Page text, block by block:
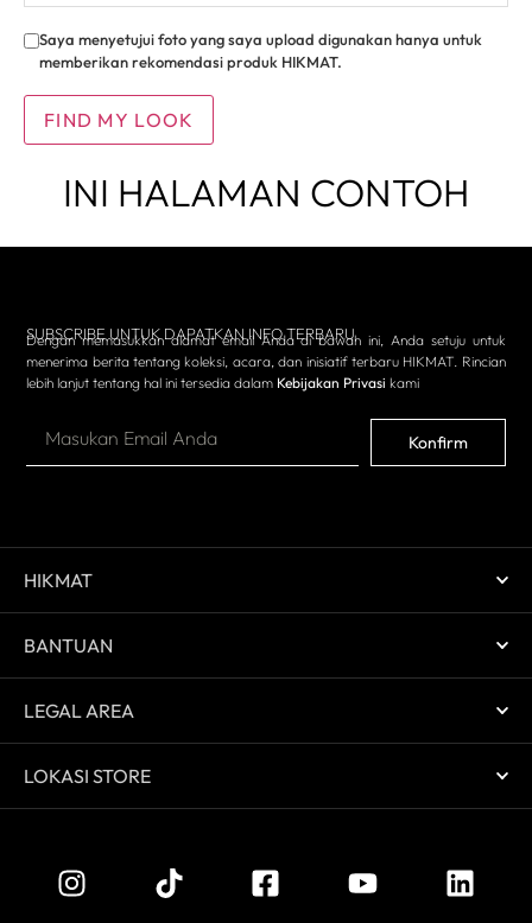
Saya menyetujui foto yang saya upload digunakan hanya untuk
memberikan rekomendasi produk HIKMAT.
FIND MY LOOK
INI HALAMAN CONTOH
SUBSCRIBE UNTUK DAPATKAN INFO TERBARU
Dengan memasukkan alamat email Anda di bawah ini, Anda setuju untuk
menerima berita tentang koleksi, acara, dan inisiatif terbaru HIKMAT. Rincian
lebih lanjut tentang hal ini tersedia dalam Kebijakan Privasi kami
Konfirm
HIKMAT
BANTUAN
LEGAL AREA
LOKASI STORE